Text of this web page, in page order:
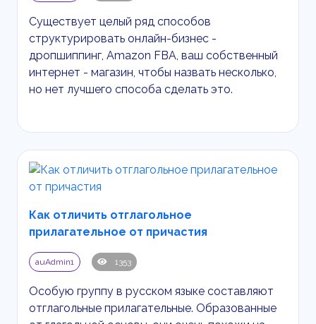
Существует целый ряд способов
структурировать онлайн-бизнес -
дропшиппинг, Amazon FBA, ваш собственный
интернет - магазин, чтобы назвать несколько,
но нет лучшего способа сделать это.
Как отличить отглагольное
прилагательное от причастия
auAdmin1 1353
Особую группу в русском языке составляют
отглагольные прилагательные. Образованные